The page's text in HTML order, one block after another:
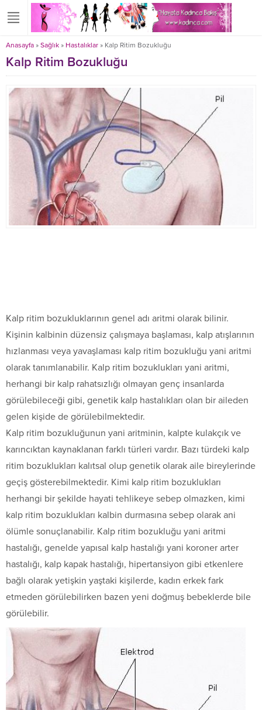
Anasayfa » Sağlık » Hastalıklar » Kalp Ritim Bozukluğu
Kalp Ritim Bozukluğu
Kalp ritim bozukluklarının genel adı aritmi olarak bilinir.
Kişinin kalbinin düzensiz çalışmaya başlaması, kalp atışlarının
hızlanması veya yavaşlaması kalp ritim bozukluğu yani aritmi
olarak tanımlanabilir. Kalp ritim bozuklukları yani aritmi,
herhangi bir kalp rahatsızlığı olmayan genç insanlarda
görülebileceği gibi, genetik kalp hastalıkları olan bir aileden
gelen kişide de görülebilmektedir.
Kalp ritim bozukluğunun yani aritminin, kalpte kulakçık ve
karıncıktan kaynaklanan farklı türleri vardır. Bazı türdeki kalp
ritim bozuklukları kalıtsal olup genetik olarak aile bireylerinde
geçiş gösterebilmektedir. Kimi kalp ritim bozuklukları
herhangi bir şekilde hayati tehlikeye sebep olmazken, kimi
kalp ritim bozuklukları kalbin durmasına sebep olarak ani
ölümle sonuçlanabilir. Kalp ritim bozukluğu yani aritmi
hastalığı, genelde yapısal kalp hastalığı yani koroner arter
hastalığı, kalp kapak hastalığı, hipertansiyon gibi etkenlere
bağlı olarak yetişkin yaştaki kişilerde, kadın erkek fark
etmeden görülebilirken bazen yeni doğmuş bebeklerde bile
görülebilir.